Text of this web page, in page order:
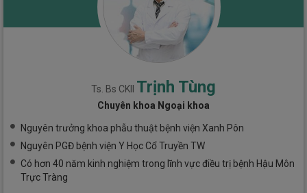
Ts. Bs CKII Trịnh Tùng
Chuyên khoa Ngoại khoa
Nguyên trưởng khoa phẫu thuật bệnh viện Xanh Pôn
Nguyên PGĐ bệnh viện Y Học Cổ Truyền TW
Có hơn 40 năm kinh nghiệm trong lĩnh vực điều trị bệnh Hậu Môn
Trực Tràng